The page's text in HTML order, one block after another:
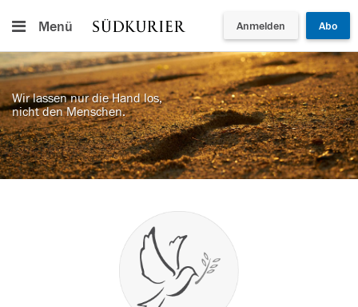
Menü Anmelden Abo
Wir lassen nur die Hand los,
nicht den Menschen.